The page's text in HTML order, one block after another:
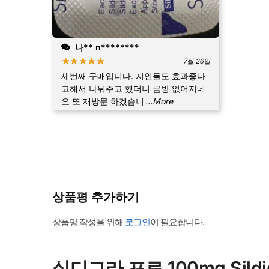
나** n********
7월 26일
세번째 구매입니다. 지인들도 효과좋다
고해서 나눠주고 했더니 금방 없어지네
요 또 재방문 하겠습니 ...More
상품평 추가하기
상품평 작성을 위해 로그인이 필요합니다.